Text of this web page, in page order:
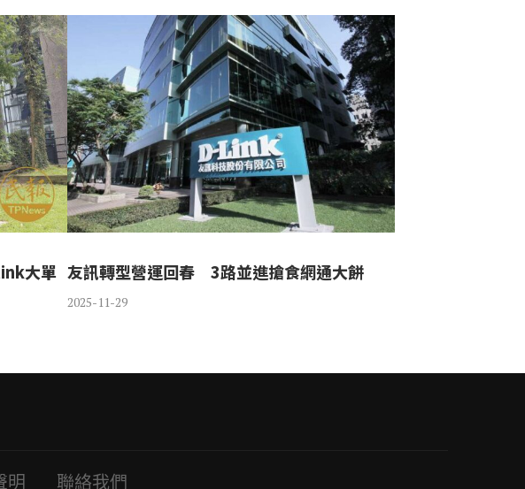
大單 友訊轉型營運回春 3路並進搶食網通大餅
2025-11-29
明 聯絡我們